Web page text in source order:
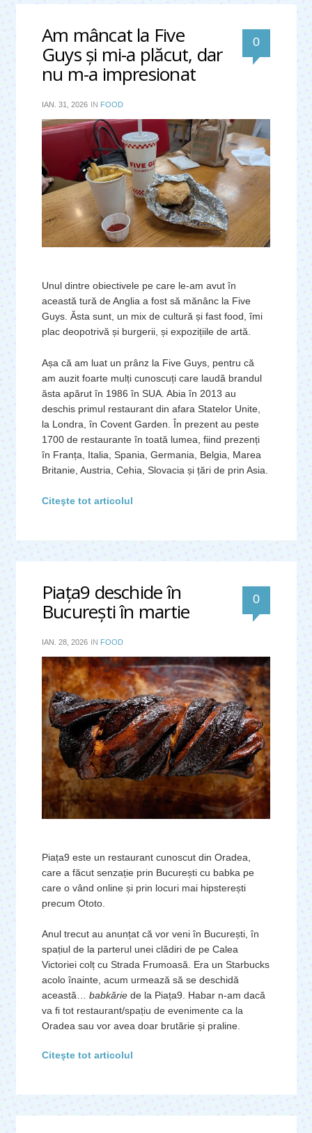
Am mâncat la Five
Guys și mi-a plăcut, dar
nu m-a impresionat
0
IAN. 31, 2026 IN FOOD
Unul dintre obiectivele pe care le-am avut în
această tură de Anglia a fost să mănânc la Five
Guys. Ăsta sunt, un mix de cultură și fast food, îmi
plac deopotrivă și burgerii, și expozițiile de artă.
Așa că am luat un prânz la Five Guys, pentru că
am auzit foarte mulți cunoscuți care laudă brandul
ăsta apărut în 1986 în SUA. Abia în 2013 au
deschis primul restaurant din afara Statelor Unite,
la Londra, în Covent Garden. În prezent au peste
1700 de restaurante în toată lumea, fiind prezenți
în Franța, Italia, Spania, Germania, Belgia, Marea
Britanie, Austria, Cehia, Slovacia și țări de prin Asia.
Citeşte tot articolul
Piața9 deschide în
București în martie 0
IAN. 28, 2026 IN FOOD
Piața9 este un restaurant cunoscut din Oradea,
care a făcut senzație prin București cu babka pe
care o vând online și prin locuri mai hipsterești
precum Ototo.
Anul trecut au anunțat că vor veni în București, în
spațiul de la parterul unei clădiri de pe Calea
Victoriei colț cu Strada Frumoasă. Era un Starbucks
acolo înainte, acum urmează să se deschidă
această… babkărie de la Piața9. Habar n-am dacă
va fi tot restaurant/spațiu de evenimente ca la
Oradea sau vor avea doar brutărie și praline.
Citeşte tot articolul